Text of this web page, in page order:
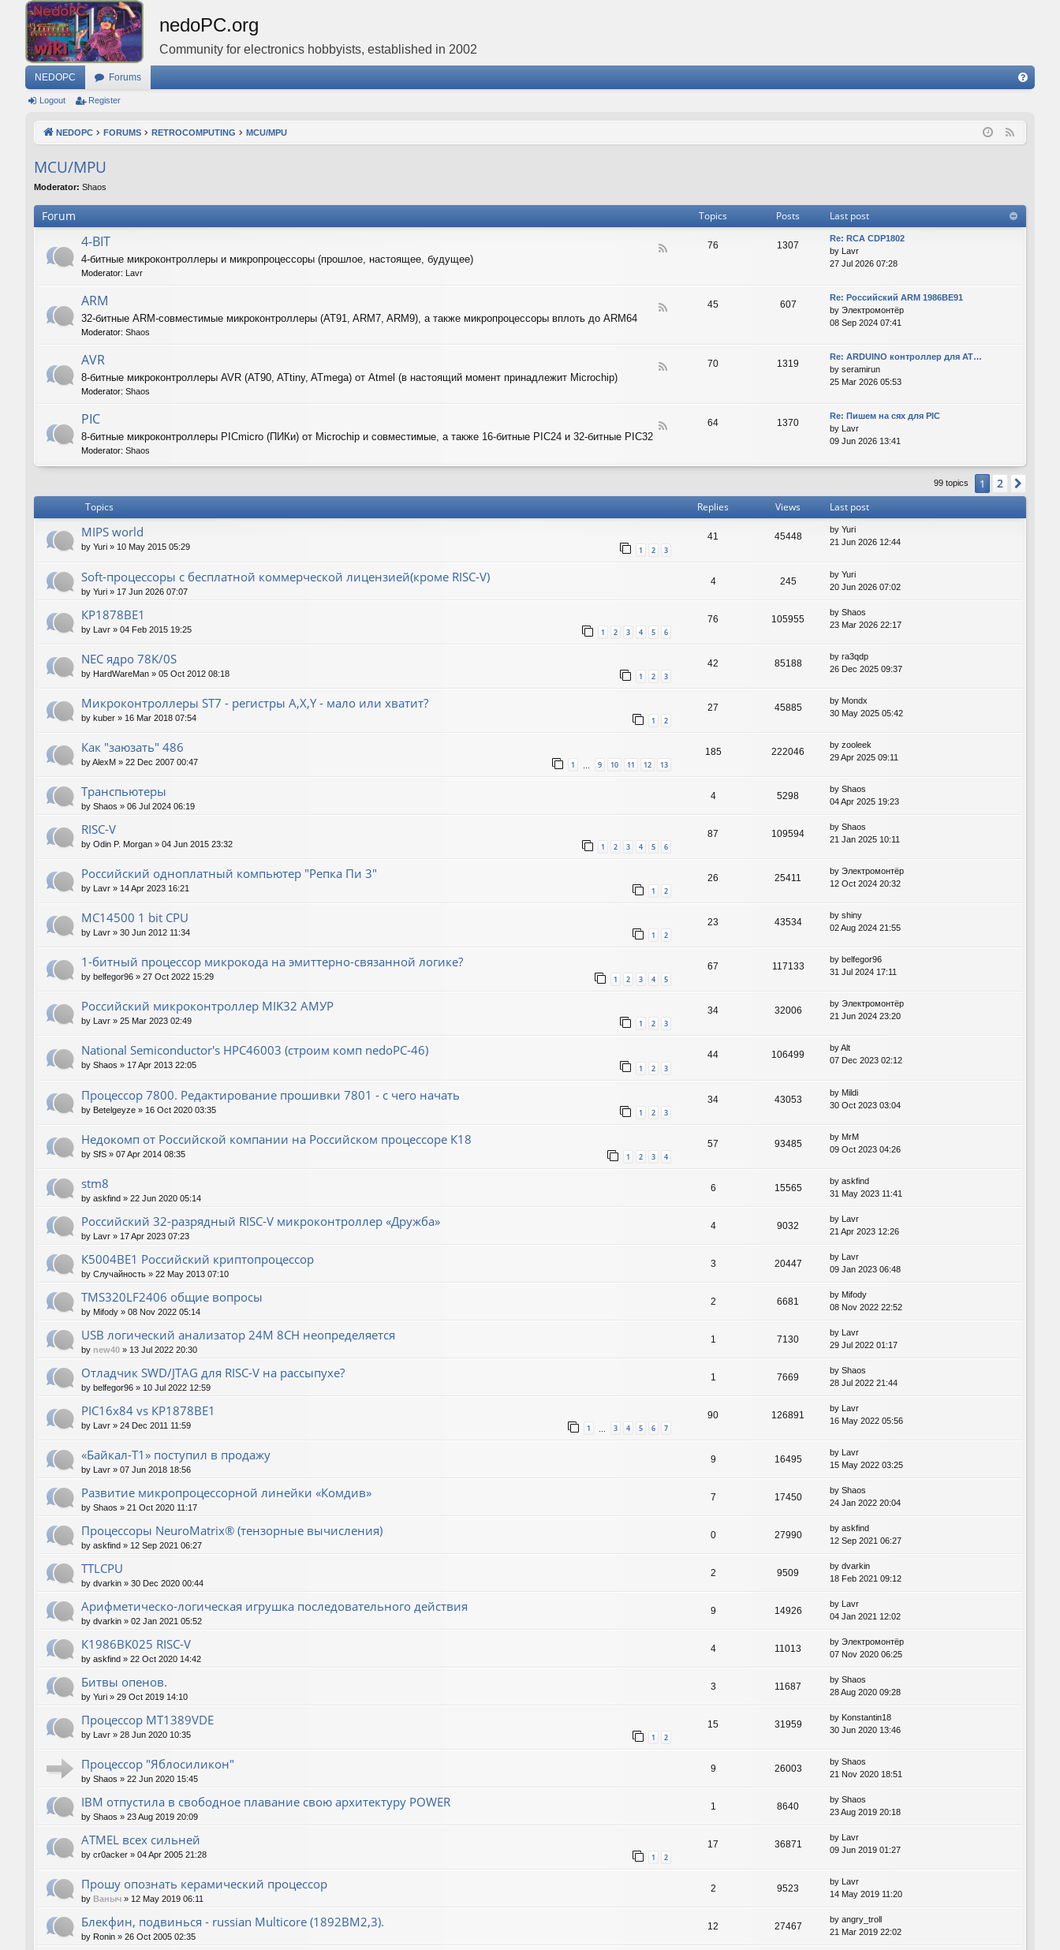
nedoPC.org
Community for electronics hobbyists, established in 2002
NEDOPC Forums
Q
Logout Register
NEDOPC FORUMS RETROCOMPUTING MCU/MPU
MCU/MPU
Moderator: Shaos
Forum Topics Posts Last post
F
d
4
T
4-BIT
4-битные микроконтроллеры и микропроцессоры (прошлое, настоящее, будущее)
Moderator: Lavr
76 1307
Re: RCA CDP1802
by Lavr
27 Jul 2026 07:28
F
d
A
ARM
32-битные ARM-совместимые микроконтроллеры (AT91, ARM7, ARM9), а также микропроцессоры вплоть до ARM64
Moderator: Shaos
45 607
Re: Российский ARM 1986ВЕ91
by Электромонтёр
08 Sep 2024 07:41
F
d
A
AVR
8-битные микроконтроллеры AVR (AT90, ATtiny, ATmega) от Atmel (в настоящий момент принадлежит Microchip)
Moderator: Shaos
70 1319
Re: ARDUINO контроллер для AT…
by seramirun
25 Mar 2026 05:53
F
PIC
8-битные микроконтроллеры PICmicro (ПИКи) от Microchip и совместимые, а также 16-битные PIC24 и 32-битные PIC32
Moderator: Shaos
64 1370
Re: Пишем на сях для PIC
by Lavr
09 Jun 2026 13:41
99 topics 1 2
Topics Replies Views Last post
MIPS world
by Yuri » 10 May 2015 05:29 1 2 3
41 45448
by Yuri
21 Jun 2026 12:44
Soft-процессоры с бесплатной коммерческой лицензией(кроме RISC-V)
by Yuri » 17 Jun 2026 07:07
4 245
by Yuri
20 Jun 2026 07:02
КР1878ВЕ1
by Lavr » 04 Feb 2015 19:25 1 2 3 4 5 6
76 105955
by Shaos
23 Mar 2026 22:17
NEC ядро 78K/0S
by HardWareMan » 05 Oct 2012 08:18 1 2 3
42 85188
by ra3qdp
26 Dec 2025 09:37
Микроконтроллеры ST7 - регистры A,X,Y - мало или хватит?
by kuber » 16 Mar 2018 07:54 1 2
27 45885
by Mondx
30 May 2025 05:42
Как "заюзать" 486
byAlexM » 22 Dec 2007 00:47 1 9 10 11 12 13
185 222046
by zooleek
29 Apr 2025 09:11
Транспьютеры
by Shaos » 06 Jul 2024 06:19
4 5298
by Shaos
04 Apr 2025 19:23
RISC-V
by Odin P. Morgan » 04 Jun 2015 23:32 1 2 3 4 5 6
87 109594
by Shaos
21 Jan 2025 10:11
Российский одноплатный компьютер "Репка Пи 3"
by Lavr » 14 Apr 2023 16:21 1 2
26 25411
by Электромонтёр
12 Oct 2024 20:32
MC14500 1 bit CPU
by Lavr » 30 Jun 2012 11:34 1 2
23 43534
by shiny
02 Aug 2024 21:55
1-битный процессор микрокода на эмиттерно-связанной логике?
by belfegor96 » 27 Oct 2022 15:29 1 2 3 4 5
67 117133
by belfegor96
31 Jul 2024 17:11
Российский микроконтроллер MIK32 АМУР
by Lavr » 25 Mar 2023 02:49 1 2 3
34 32006
by Электромонтёр
21 Jun 2024 23:20
National Semiconductor's HPC46003 (строим комп nedoPC-46)
by Shaos » 17 Apr 2013 22:05 1 2 3
44 106499
byAlt
07 Dec 2023 02:12
Процессор 7800. Редактирование прошивки 7801 - с чего начать
by Betelgeyze » 16 Oct 2020 03:35 1 2 3
34 43053
by Mildi
30 Oct 2023 03:04
Недокомп от Российской компании на Российском процессоре К18
by SfS » 07 Apr 2014 08:35 1 2 3 4
57 93485
by MrM
09 Oct 2023 04:26
stm8
by askfind » 22 Jun 2020 05:14
6 15565
by askfind
31 May 2023 11:41
Российский 32-разрядный RISC-V микроконтроллер «Дружба»
by Lavr » 17 Apr 2023 07:23
4 9032
by Lavr
21 Apr 2023 12:26
К5004ВЕ1 Российский криптопроцессор
by Случайность » 22 May 2013 07:10
3 20447
by Lavr
09 Jan 2023 06:48
TMS320LF2406 общие вопросы
by Mifody » 08 Nov 2022 05:14
2 6681
by Mifody
08 Nov 2022 22:52
USB логический анализатор 24M 8CH неопределяется
by new40 » 13 Jul 2022 20:30
1 7130
by Lavr
29 Jul 2022 01:17
Отладчик SWD/JTAG для RISC-V на рассыпухе?
by belfegor96 » 10 Jul 2022 12:59
1 7669
by Shaos
28 Jul 2022 21:44
PIC16x84 vs КР1878ВЕ1
by Lavr » 24 Dec 2011 11:59 1 3 4 5 6 7
90 126891
by Lavr
16 May 2022 05:56
«Байкал-T1» поступил в продажу
by Lavr » 07 Jun 2018 18:56
9 16495
by Lavr
15 May 2022 03:25
Развитие микропроцессорной линейки «Комдив»
by Shaos » 21 Oct 2020 11:17
7 17450
by Shaos
24 Jan 2022 20:04
Процессоры NeuroMatrix® (тензорные вычисления)
by askfind » 12 Sep 2021 06:27
0 27990
by askfind
12 Sep 2021 06:27
TTLCPU
by dvarkin » 30 Dec 2020 00:44
2 9509
by dvarkin
18 Feb 2021 09:12
Арифметическо-логическая игрушка последовательного действия
by dvarkin » 02 Jan 2021 05:52
9 14926
by Lavr
04 Jan 2021 12:02
К1986ВК025 RISC-V
by askfind » 22 Oct 2020 14:42
4 11013
by Электромонтёр
07 Nov 2020 06:25
Битвы опенов.
by Yuri » 29 Oct 2019 14:10
3 11687
by Shaos
28 Aug 2020 09:28
Процессор MT1389VDE
by Lavr » 28 Jun 2020 10:35 1 2
15 31959
by Konstantin18
30 Jun 2020 13:46
Процессор "Яблосиликон"
by Shaos » 22 Jun 2020 15:45
9 26003
by Shaos
21 Nov 2020 18:51
IBM отпустила в свободное плавание свою архитектуру POWER
by Shaos » 23 Aug 2019 20:09
1 8640
by Shaos
23 Aug 2019 20:18
ATMEL всех сильней
by cr0acker » 04 Apr 2005 21:28 1 2
17 36871
by Lavr
09 Jun 2019 01:27
Прошу опознать керамический процессор
by Ваныч » 12 May 2019 06:11
2 9523
by Lavr
14 May 2019 11:20
Блекфин, подвинься - russian Multicore (1892ВМ2,3).
by Ronin » 26 Oct 2005 02:35
12 27467
by angry_troll
21 Mar 2019 22:02